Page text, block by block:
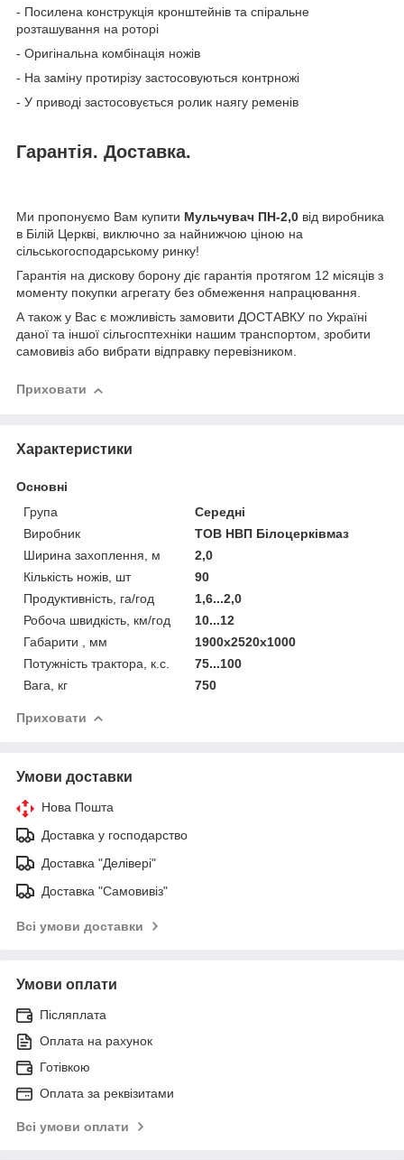
- Посилена конструкція кронштейнів та спіральне
розташування на роторі
- Оригінальна комбінація ножів
- На заміну протирізу застосовуються контрножі
- У приводі застосовується ролик наягу ременів
Гарантія. Доставка.
Ми пропонуємо Вам купити Мульчувач ПН-2,0 від виробника
в Білій Церкві, виключно за найнижчою ціною на
сільськогосподарському ринку!
Гарантія на дискову борону діє гарантія протягом 12 місяців з
моменту покупки агрегату без обмеження напрацювання.
А також у Вас є можливість замовити ДОСТАВКУ по Україні
даної та іншої сільгосптехніки нашим транспортом, зробити
самовивіз або вибрати відправку перевізником.
Приховати
Характеристики
Основні
Група
Середні
Виробник
ТОВ НВП Білоцерківмаз
Ширина захоплення, м
2,0
Кількість ножів, шт
90
Продуктивність, га/год
1,6...2,0
Робоча швидкість, км/год
10...12
Габарити , мм
1900х2520х1000
Потужність трактора, к.с.
75...100
Вага, кг
750
Приховати
Умови доставки
Нова Пошта
Доставка у господарство
Доставка "Делівері"
Доставка "Самовивіз"
Всі умови доставки
Умови оплати
Післяплата
Оплата на рахунок
Готівкою
Оплата за реквізитами
Всі умови оплати